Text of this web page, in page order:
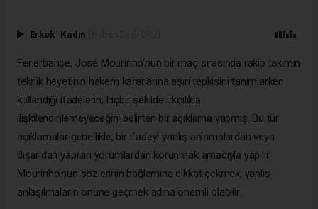
Erkek | Kadın
Fenerbahçe, José Mourinho'nun bir maç sırasında rakip takımın
teknik heyetinin hakem kararlarına aşırı tepkisini tanımlarken
kullandığı ifadelerin, hiçbir şekilde ırkçılıkla
ilişkilendirilemeyeceğini belirten bir açıklama yapmış. Bu tür
açıklamalar genellikle, bir ifadeyi yanlış anlamalardan veya
dışarıdan yapılan yorumlardan korunmak amacıyla yapılır.
Mourinho'nun sözlerinin bağlamına dikkat çekmek, yanlış
anlaşılmaların önüne geçmek adına önemli olabilir.